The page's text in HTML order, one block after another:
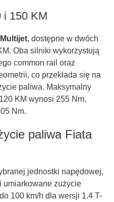
i 150 KM
, dostępne w dwóch
Oba silniki wykorzystują
common rail oraz
co przekłada się na
paliwa. Maksymalny
KM wynosi 255 Nm,
Nm.
paliwa Fiata
jednostki napędowej,
umiarkowane zużycie
100 km/h dla wersji 1.4 T-